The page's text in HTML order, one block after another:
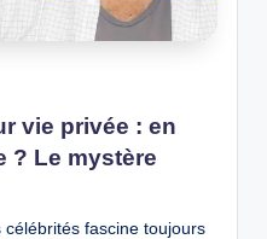
vie privée : en
? Le mystère
fascine toujours